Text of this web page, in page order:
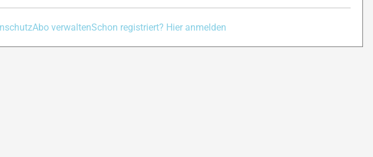
Abo verwaltenSchon registriert? Hier anmelden